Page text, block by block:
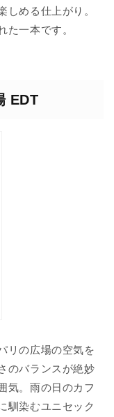
める仕上がり。
一本です。
EDT
リの広場の空気を
のバランスが絶妙
気。雨の日のカフ
馴染むユニセック